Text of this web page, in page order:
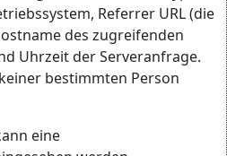
Referrer URL (die
des zugreifenden
Uhrzeit der Serveranfrage.
bestimmten Person
eine